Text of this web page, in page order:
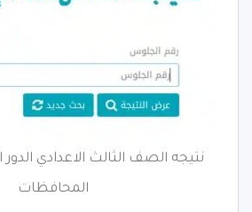
المحافظات